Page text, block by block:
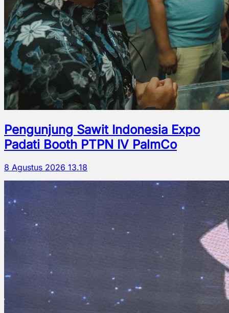
Pengunjung Sawit Indonesia Expo
Padati Booth PTPN IV PalmCo
8 Agustus 2026 13.18